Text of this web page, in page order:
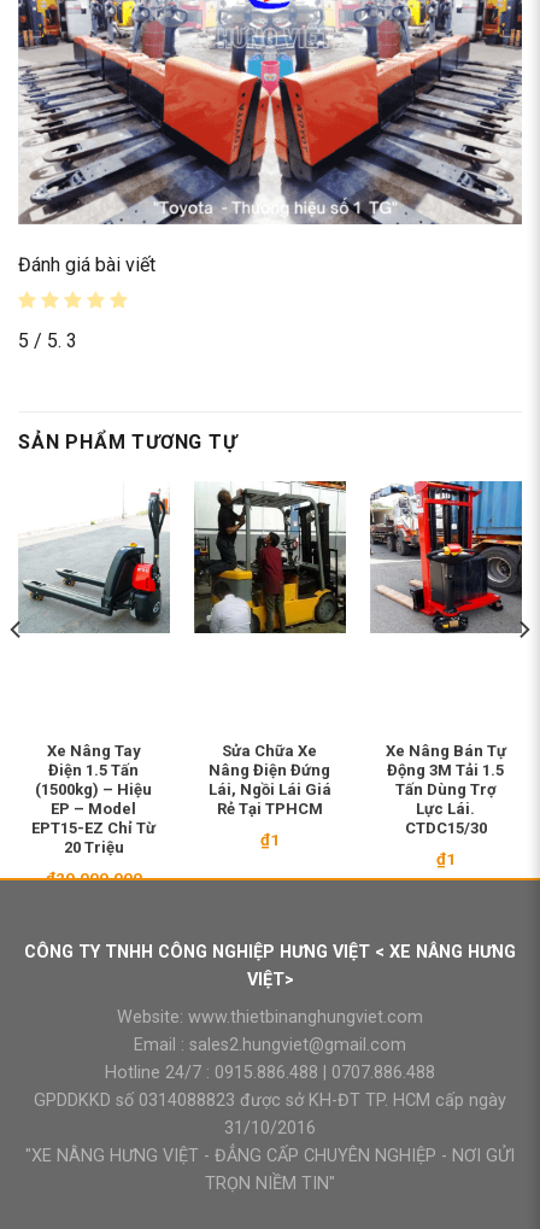
Đánh giá bài viết
5 / 5. 3
SẢN PHẨM TƯƠNG TỰ
Xe Nâng Tay
Điện 1.5 Tấn
(1500kg) – Hiệu
EP – Model
EPT15-EZ Chỉ Từ
20 Triệu
₫20.000.000
Sửa Chữa Xe
Nâng Điện Đứng
Lái, Ngồi Lái Giá
Rẻ Tại TPHCM
₫1
Xe Nâng Bán Tự
Động 3M Tải 1.5
Tấn Dùng Trợ
Lực Lái.
CTDC15/30
₫1
CÔNG TY TNHH CÔNG NGHIỆP HƯNG VIỆT < XE NÂNG HƯNG
VIỆT>
Website: www.thietbinanghungviet.com
Email : sales2.hungviet@gmail.com
Hotline 24/7 : 0915.886.488
0707.886.488
GPDDKKD số 0314088823 được sở KH-ĐT TP. HCM cấp ngày
31/10/2016
"XE NÂNG HƯNG VIỆT - ĐẲNG CẤP CHUYÊN NGHIỆP - NƠI GỬI
TRỌN NIỀM TIN"